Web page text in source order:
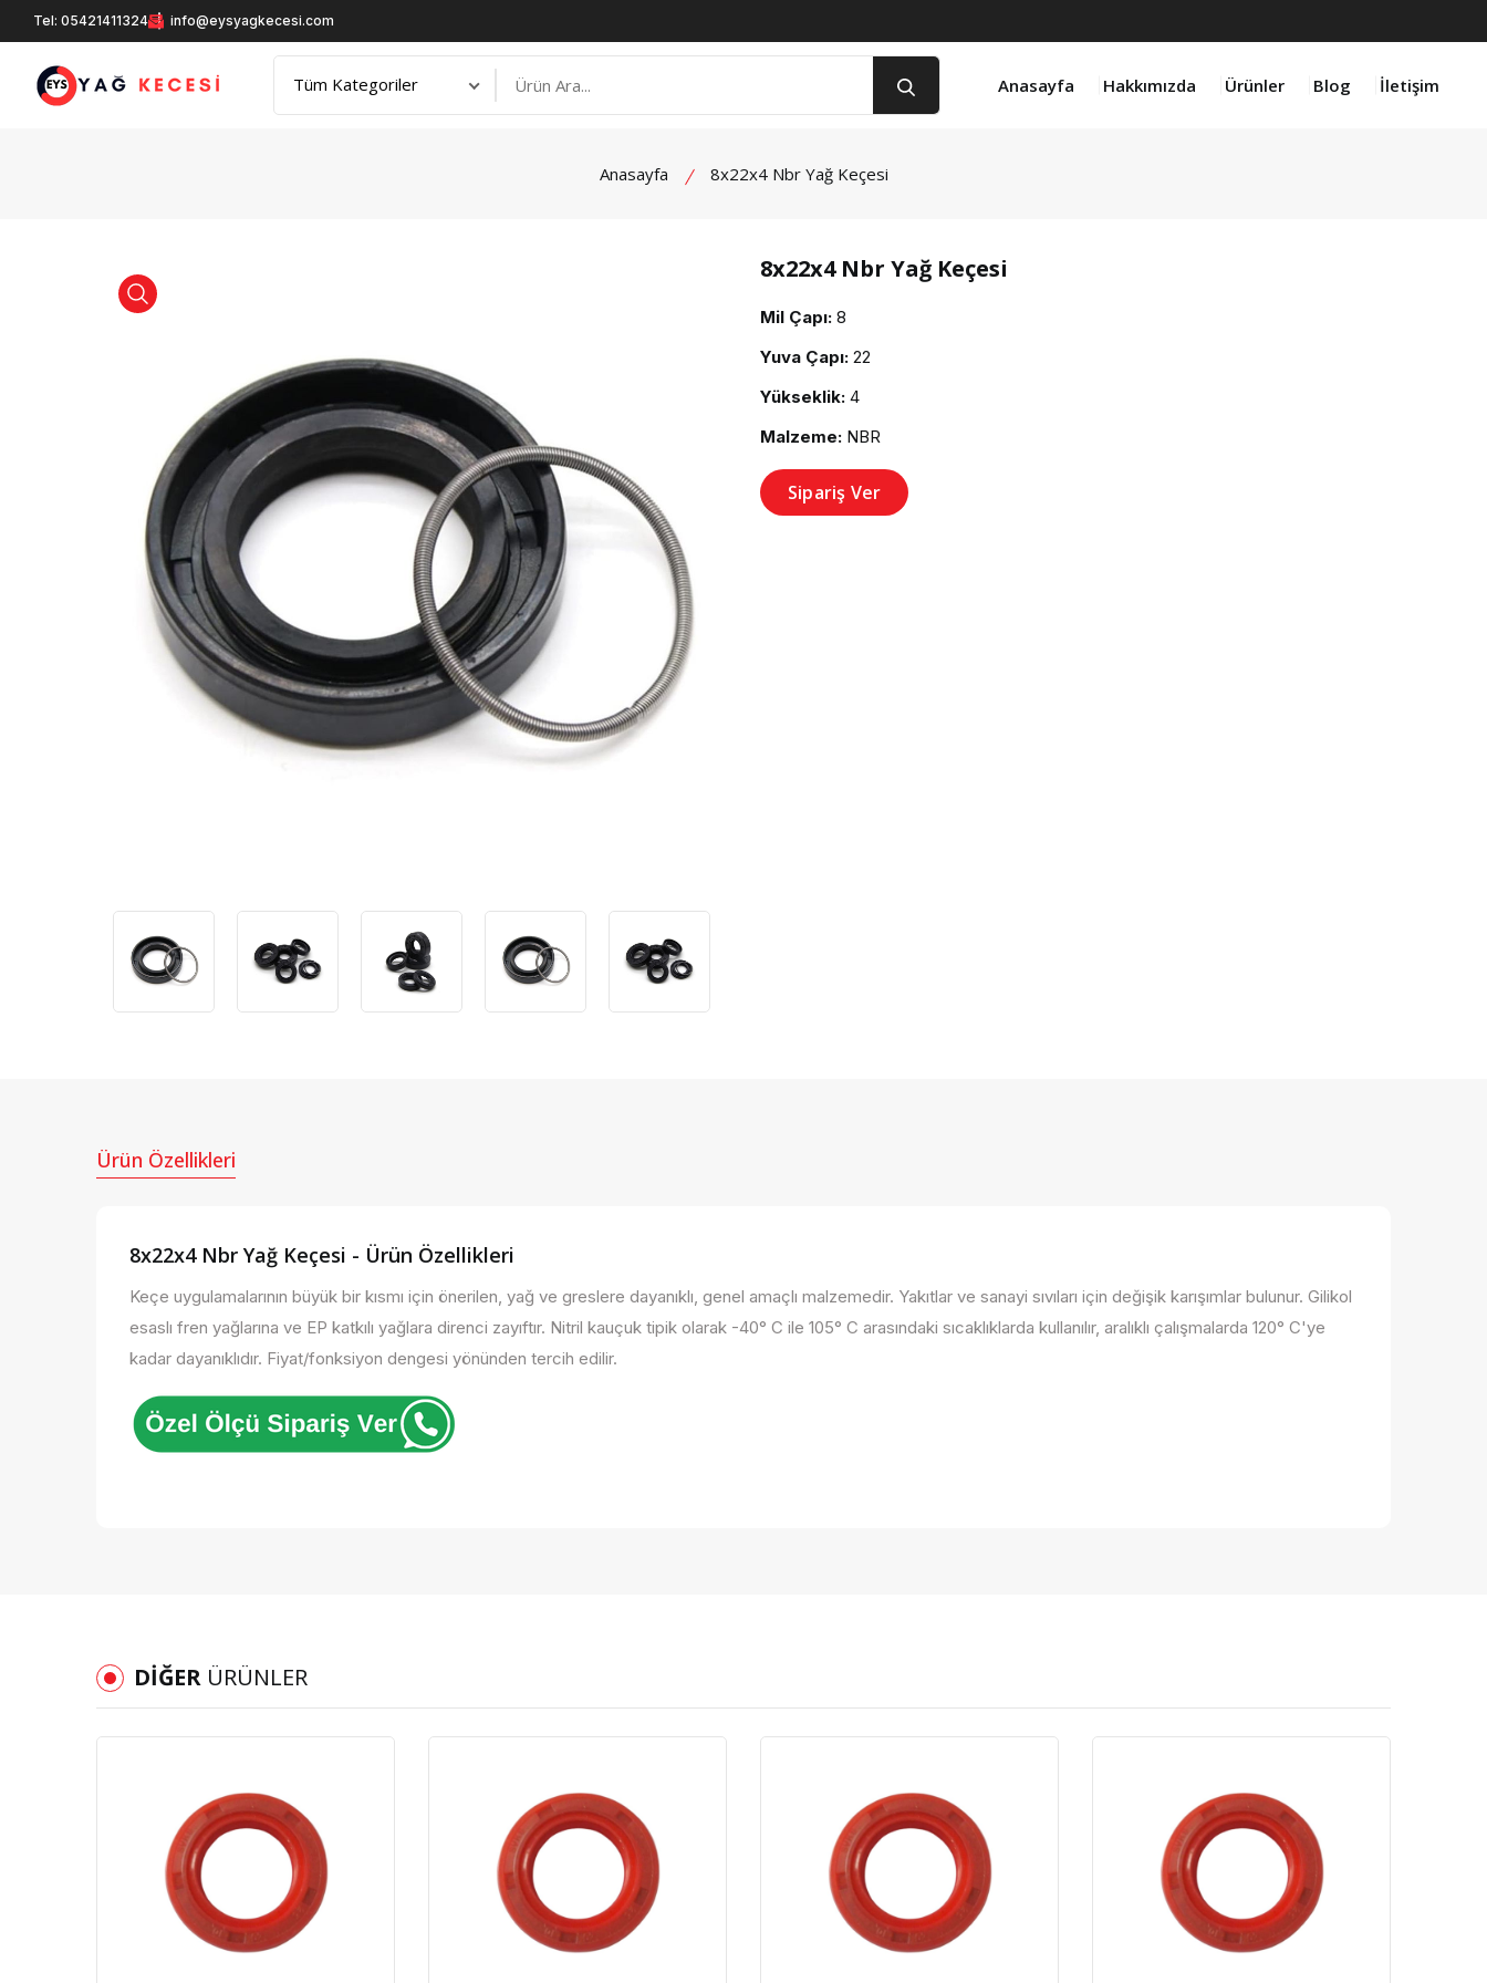
Tel: 05421411324 info@eysyagkecesi.com
Anasayfa Hakkımızda Ürünler Blog İletişim
Anasayfa 8x22x4 Nbr Yağ Keçesi
product view product view
8x22x4 Nbr Yağ Keçesi
Mil Çapı: 8
Yuva Çapı: 22
Yükseklik: 4
Malzeme: NBR
Sipariş Ver
Ürün Özellikleri
8x22x4 Nbr Yağ Keçesi - Ürün Özellikleri
Keçe uygulamalarının büyük bir kısmı için önerilen, yağ ve greslere dayanıklı, genel amaçlı malzemedir. Yakıtlar ve sanayi sıvıları için değişik karışımlar bulunur. Gilikol
esaslı fren yağlarına ve EP katkılı yağlara direnci zayıftır. Nitril kauçuk tipik olarak -40° C ile 105° C arasındaki sıcaklıklarda kullanılır, aralıklı çalışmalarda 120° C'ye
kadar dayanıklıdır. Fiyat/fonksiyon dengesi yönünden tercih edilir.
DIĞER ÜRÜNLER